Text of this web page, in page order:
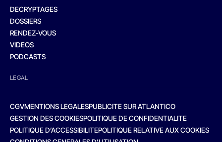
DECRYPTAGES
DOSSIERS
RENDEZ-VOUS
VIDEOS
PODCASTS
LEGAL
CGVMENTIONS LEGALESPUBLICITE SUR ATLANTICO
GESTION DES COOKIESPOLITIQUE DE CONFIDENTIALITE
POLITIQUE D’ACCESSIBILITEPOLITIQUE RELATIVE AUX COOKIES